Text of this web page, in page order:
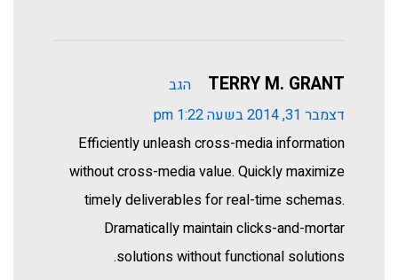
TERRY M. GRANT
הגב
דצמבר 31, 2014 בשעה 1:22 pm
Efficiently unleash cross-media information
without cross-media value. Quickly maximize
timely deliverables for real-time schemas.
Dramatically maintain clicks-and-mortar
solutions without functional solutions.